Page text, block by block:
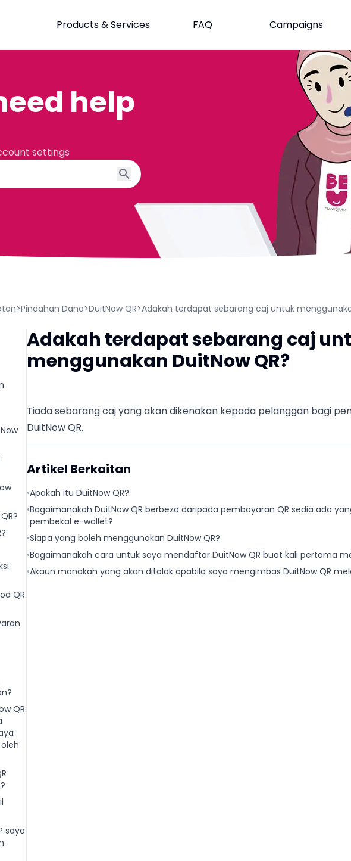
Products & Services FAQ Campaigns
help
settings
>Pindahan Dana>DuitNow QR>Adakah terdapat sebarang caj untuk
QR
QR
saya
Adakah terdapat sebarang caj
menggunakan DuitNow QR?
Tiada sebarang caj yang akan dikenakan kepada pelanggan bagi
DuitNow QR.
Artikel Berkaitan
•Apakah itu DuitNow QR?
•Bagaimanakah DuitNow QR berbeza daripada pembayaran QR sedia ada
pembekal e-wallet?
•Siapa yang boleh menggunakan DuitNow QR?
•Bagaimanakah cara untuk saya mendaftar DuitNow QR buat kali pertama
•Akaun manakah yang akan ditolak apabila saya mengimbas DuitNow QR